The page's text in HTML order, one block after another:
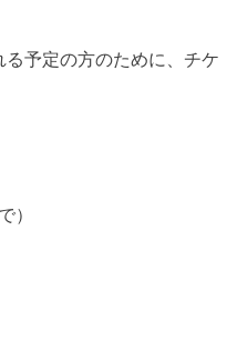
予定の方のために、チケ
）